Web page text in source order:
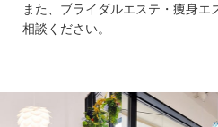
また、ブライダルエステ・痩身
相談ください。